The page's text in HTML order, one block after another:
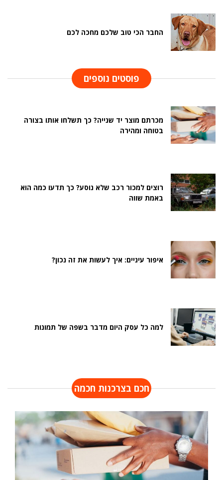
החבר הכי טוב שלכם מחכה לכם
פוסטים נוספים
מכרתם מוצר יד שנייה? כך תשלחו אותו בצורה
בטוחה ומהירה
רוצים למכור רכב שלא נוסע? כך תדעו כמה הוא
באמת שווה
איפור עיניים: איך לעשות את זה נכון?
למה כל עסק היום מדבר בשפה של תמונות
חכם בצרכנות חכמה